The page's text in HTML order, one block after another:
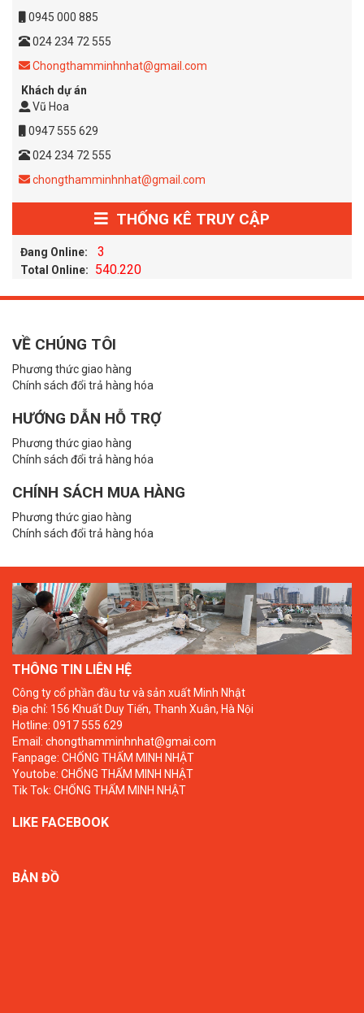
0945 000 885
024 234 72 555
Chongthamminhnhat@gmail.com
Khách dự án
Vũ Hoa
0947 555 629
024 234 72 555
chongthamminhnhat@gmail.com
THỐNG KÊ TRUY CẬP
Đang Online: 3
Total Online: 540.220
VỀ CHÚNG TÔI
Phương thức giao hàng
Chính sách đổi trả hàng hóa
HƯỚNG DẪN HỖ TRỢ
Phương thức giao hàng
Chính sách đổi trả hàng hóa
CHÍNH SÁCH MUA HÀNG
Phương thức giao hàng
Chính sách đổi trả hàng hóa
THÔNG TIN LIÊN HỆ
Công ty cổ phần đầu tư và sản xuất Minh Nhật
Địa chỉ: 156 Khuất Duy Tiến, Thanh Xuân, Hà Nội
Hotline: 0917 555 629
Email: chongthamminhnhat@gmai.com
Fanpage: CHỐNG THẤM MINH NHẬT
Youtobe: CHỐNG THẤM MINH NHẬT
Tik Tok: CHỐNG THẤM MINH NHẬT
LIKE FACEBOOK
BẢN ĐỒ